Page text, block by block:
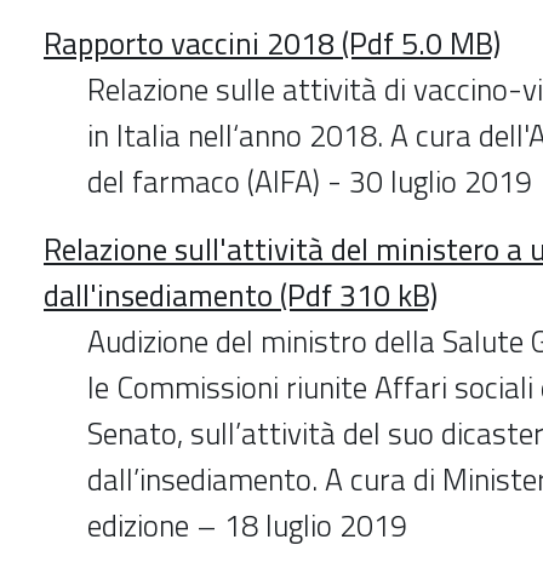
Rapporto vaccini 2018 (Pdf 5.0 MB)
Relazione sulle attività di vaccino-
in Italia nell‘anno 2018. A cura
del farmaco (AIFA) - 30 luglio 2019
Relazione sull'attività del ministero a
dall'insediamento (Pdf 310 kB)
Audizione del ministro della Salute
le Commissioni riunite Affari sociali
Senato, sull’attività del suo
dall’insediamento. A cura di
edizione – 18 luglio 2019